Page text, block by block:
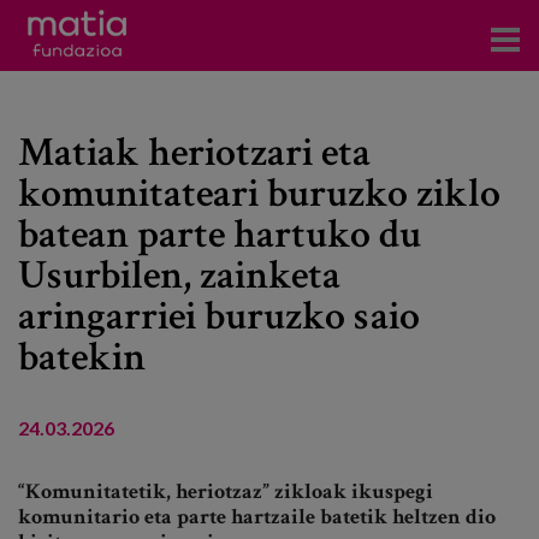
Zerbitzuak
Gertaerak
COVID-19
Harremanetarako
Bloga
Prentsa arloa
Matiak heriotzari eta
komunitateari buruzko ziklo
batean parte hartuko du
Usurbilen, zainketa
aringarriei buruzko saio
batekin
24.03.2026
“Komunitatetik, heriotzaz” zikloak ikuspegi
komunitario eta parte hartzaile batetik heltzen dio